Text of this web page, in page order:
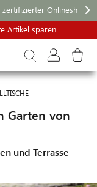
zertifizierter Onlineshop
Artikel sparen
Garten von
und Terrasse